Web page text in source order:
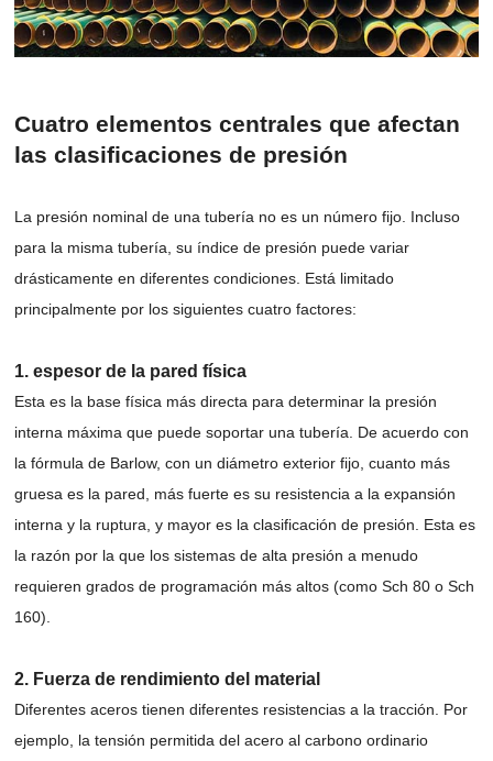
Cuatro elementos centrales que afectan
las clasificaciones de presión
La presión nominal de una tubería no es un número fijo. Incluso
para la misma tubería, su índice de presión puede variar
drásticamente en diferentes condiciones. Está limitado
principalmente por los siguientes cuatro factores:
1. espesor de la pared física
Esta es la base física más directa para determinar la presión
interna máxima que puede soportar una tubería. De acuerdo con
la fórmula de Barlow, con un diámetro exterior fijo, cuanto más
gruesa es la pared, más fuerte es su resistencia a la expansión
interna y la ruptura, y mayor es la clasificación de presión. Esta es
la razón por la que los sistemas de alta presión a menudo
requieren grados de programación más altos (como Sch 80 o Sch
160).
2. Fuerza de rendimiento del material
Diferentes aceros tienen diferentes resistencias a la tracción. Por
ejemplo, la tensión permitida del acero al carbono ordinario